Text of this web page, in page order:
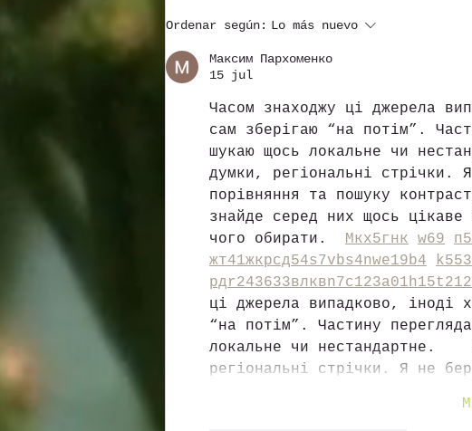
¿Por qué Colombia debe
2019?
Ordenar según: Lo más nuevo
Максим Пархоменко
15 jul
Часом знаходжу ці джерела
сам зберігаю “на потім”.
шукаю щось локальне чи
думки, регіональні
порівняння та пошуку
знайде серед них щось
чого обирати. Мкх5гнк w69 п
жт41жкрсд54s7vbs4nwe19b4 k55
рдr243633влквn7c123a01h15t21
ці джерела випадково, іноді
“на потім”. Частину
локальне чи нестандартне.
регіональні стрічки. Я не